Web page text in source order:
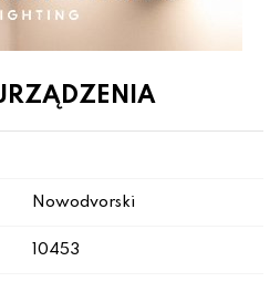
Nowodvorski
10453